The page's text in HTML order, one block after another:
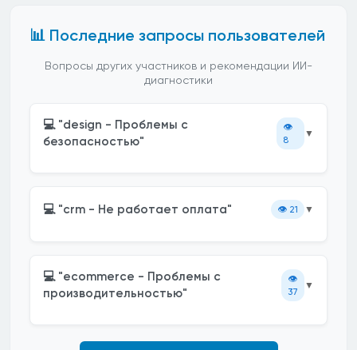
📊 Последние запросы пользователей
Вопросы других участников и рекомендации ИИ-
диагностики
💻 "design - Проблемы с
безопасностью"
👁️
8
▼
💻 "crm - Не работает оплата" 👁️ 21 ▼
💻 "ecommerce - Проблемы с
производительностью"
👁️
37
▼